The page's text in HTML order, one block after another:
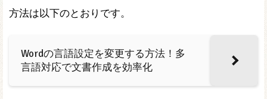
方法は以下のとおりです。
Wordの言語設定を変更する方法！多
言語対応で文書作成を効率化